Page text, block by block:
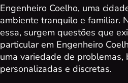
Engenheiro Coelho, uma
ambiente tranquilo e familiar.
essa, surgem questões que
particular em Engenheiro
uma variedade de problemas,
personalizadas e discretas.